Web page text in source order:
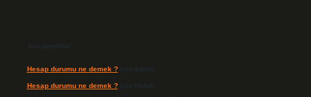
Son yorumlar
Hesap durumu ne demek ?için admin
Hesap durumu ne demek ?için Haluk